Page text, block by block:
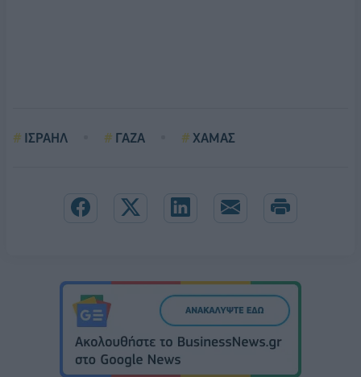
ΙΣΡΑΗΛ ΓΑΖΑ ΧΑΜΑΣ